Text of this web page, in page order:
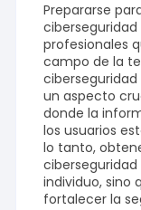
Prepararse
profesionales
campo de la
un aspecto
donde la
los usuarios
lo tanto,
individuo, sino
fortalecer la